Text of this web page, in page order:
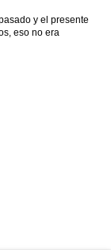
y el presente
eso no era